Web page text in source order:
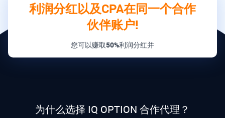
利润分红以及CPA在同一个合作
伙伴账户!
您可以赚取50%利润分红并
为什么选择 IQ OPTION 合作代理？